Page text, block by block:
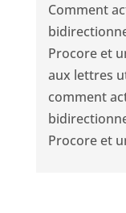
Comment
Procore et
aux lettres
comment
Procore et